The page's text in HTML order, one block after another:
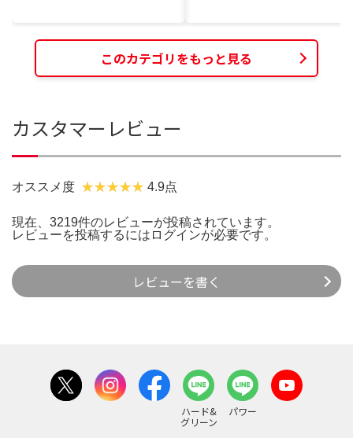
このカテゴリをもっと見る
カスタマーレビュー
オススメ度 4.9点
現在、3219件のレビューが投稿されています。
レビューを投稿するには ログインが必要です。
レビューを書く
ハード&
グリーン
パワー